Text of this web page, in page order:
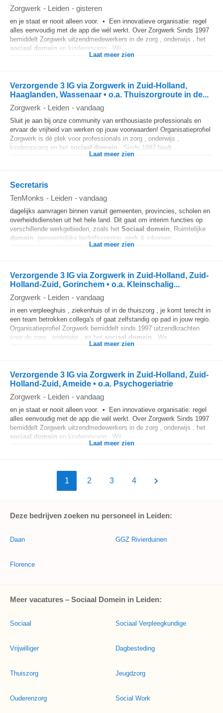
Zorgwerk - Leiden - gisteren
en je staat er nooit alleen voor. • Een innovatieve organisatie: regel
alles eenvoudig met de app die wél werkt. Over Zorgwerk Sinds 1997
bemiddelt Zorgwerk uitzendmedewerkers in de zorg , onderwijs , het
sociaal domein en kinderopvang . Wij...
Laat meer zien
Verzorgende 3 IG via Zorgwerk in Zuid-Holland,
Haaglanden, Wassenaar • o.a. Thuiszorgroute in de...
Zorgwerk - Leiden - vandaag
Sluit je aan bij onze community van enthousiaste professionals en
ervaar de vrijheid van werken op jouw voorwaarden! Organisatieprofiel
Zorgwerk is dé plek voor professionals in zorg , onderwijs ,
kinderopvang en het sociaal domein . Sinds 1997 biedt...
Laat meer zien
Secretaris
TenMonks - Leiden - vandaag
dagelijks aanvragen binnen vanuit gemeenten, provincies, scholen en
overheidsdiensten uit het hele land. Dit gaat om interim functies op
verschillende werkgebieden, zoals het Sociaal domein, Ruimtelijke
domein , gemeentelijke bedrijfsvoering, werk & inkomen...
Laat meer zien
Verzorgende 3 IG via Zorgwerk in Zuid-Holland, Zuid-
Holland-Zuid, Gorinchem • o.a. Kleinschalig...
Zorgwerk - Leiden - vandaag
in een verpleeghuis , ziekenhuis of in de thuiszorg , je komt terecht in
een team betrokken collega's of gaat zelfstandig op pad in jouw regio.
Organisatieprofiel Zorgwerk bemiddelt sinds 1997 uitzendkrachten
voor de zorg , onderwijs , en het sociaal domein . We...
Laat meer zien
Verzorgende 3 IG via Zorgwerk in Zuid-Holland, Zuid-
Holland-Zuid, Ameide • o.a. Psychogeriatrie
Zorgwerk - Leiden - vandaag
en je staat er nooit alleen voor. • Een innovatieve organisatie: regel
alles eenvoudig met de app die wél werkt. Over Zorgwerk Sinds 1997
bemiddelt Zorgwerk uitzendmedewerkers in de zorg , onderwijs , het
sociaal domein en kinderopvang . Wij...
Laat meer zien
1 2 3 4
Deze bedrijven zoeken nu personeel in Leiden:
Daan
Florence
GGZ Rivierduinen
Meer vacatures – Sociaal Domein in Leiden:
Sociaal
Vrijwilliger
Thuiszorg
Ouderenzorg
Sociaal Verpleegkundige
Dagbesteding
Jeugdzorg
Social Work